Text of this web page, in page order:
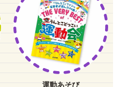
運動あそび